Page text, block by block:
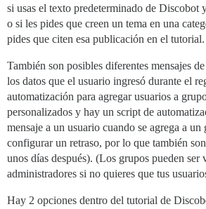
si usas el texto predeterminado de Discobot
o si les pides que creen un tema en una
pides que citen esa publicación en el tutorial.
También son posibles diferentes mensajes
los datos que el usuario ingresó durante el
automatización para agregar usuarios a
personalizados y hay un script de
mensaje a un usuario cuando se agrega a
configurar un retraso, por lo que también
unos días después). (Los grupos pueden ser
administradores si no quieres que tus
Hay 2 opciones dentro del tutorial de